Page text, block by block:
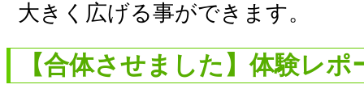
大きく広げる事ができます。
【合体させました】体験レポ